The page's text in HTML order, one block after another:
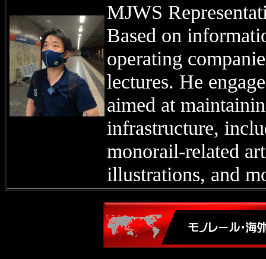
MJWS
Based on
operating
lectures. He
aimed at
infrastructure,
monorail-related
illustrations, and